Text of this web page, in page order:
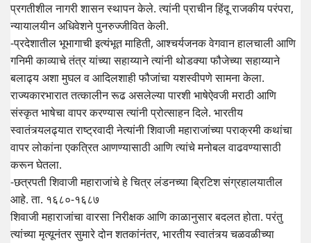
प्रगतीशील नागरी शासन स्थापन केले. त्यांनी प्राचीन हिंदू राजकीय परंपरा,
न्यायालयीन अधिवेशने पुनरुज्जीवित केली.
-प्रदेशातील भूभागाची इत्यंभूत माहिती, आश्चर्यजनक वेगवान हालचाली आणि
गनिमी काव्याचे तंत्र यांच्या सहाय्याने त्यांनी थोडक्या फौजेच्या सहाय्याने
बलाढ्य अशा मुघल व आदिलशाही फौजांचा यशस्वीपणे सामना केला.
राज्यकारभारात तत्कालीन रूढ असलेल्या पारशी भाषेऐवजी मराठी आणि
संस्कृत भाषेचा वापर करण्यास त्यांनी प्रोत्साहन दिले. भारतीय
स्वातंत्र्यलढ्यात राष्ट्रवादी नेत्यांनी शिवाजी महाराजांच्या पराक्रमी कथांचा
वापर लोकांना एकत्रित आणण्यासाठी आणि त्यांचे मनोबल वाढवण्यासाठी
करून घेतला.
-छत्रपती शिवाजी महाराजांचे हे चित्र लंडनच्या ब्रिटिश संग्रहालयातील
आहे. ता. १६८०-१६८७
शिवाजी महाराजांचा वारसा निरीक्षक आणि काळानुसार बदलत होता. परंतु
त्यांच्या मृत्यूनंतर सुमारे दोन शतकांनंतर, भारतीय स्वातंत्र्य चळवळीच्या